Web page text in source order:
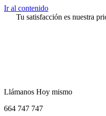
Ir al contenido
Tu satisfacción es nuestra
Llámanos Hoy mismo
664 747 747